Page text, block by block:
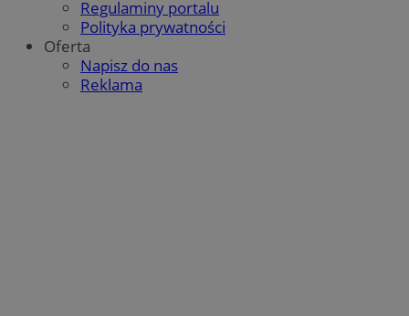
Regulaminy portalu
Polityka prywatności
Oferta
Napisz do nas
Reklama